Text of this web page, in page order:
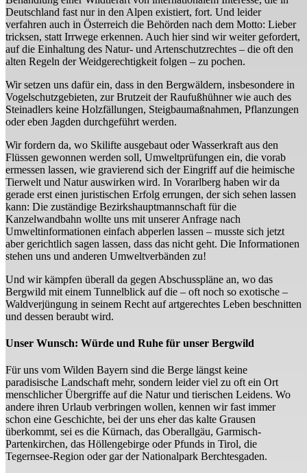
Deutschland fast nur in den Alpen existiert, fort. Und leider
verfahren auch in Österreich die Behörden nach dem Motto: Lieber
tricksen, statt Irrwege erkennen. Auch hier sind wir weiter gefordert,
auf die Einhaltung des Natur- und Artenschutzrechtes – die oft den
alten Regeln der Weidgerechtigkeit folgen – zu pochen.
Wir setzen uns dafür ein, dass in den Bergwäldern, insbesondere in
Vogelschutzgebieten, zur Brutzeit der Raufußhühner wie auch des
Steinadlers keine Holzfällungen, Steigbaumaßnahmen, Pflanzungen
oder eben Jagden durchgeführt werden.
Wir fordern da, wo Skilifte ausgebaut oder Wasserkraft aus den
Flüssen gewonnen werden soll, Umweltprüfungen ein, die vorab
ermessen lassen, wie gravierend sich der Eingriff auf die heimische
Tierwelt und Natur auswirken wird. In Vorarlberg haben wir da
gerade erst einen juristischen Erfolg errungen, der sich sehen lassen
kann: Die zuständige Bezirkshauptmannschaft für die
Kanzelwandbahn wollte uns mit unserer Anfrage nach
Umweltinformationen einfach abperlen lassen – musste sich jetzt
aber gerichtlich sagen lassen, dass das nicht geht. Die Informationen
stehen uns und anderen Umweltverbänden zu!
Und wir kämpfen überall da gegen Abschusspläne an, wo das
Bergwild mit einem Tunnelblick auf die – oft noch so exotische –
Waldverjüngung in seinem Recht auf artgerechtes Leben beschnitten
und dessen beraubt wird.
Unser Wunsch: Würde und Ruhe für unser Bergwild
Für uns vom Wilden Bayern sind die Berge längst keine
paradisische Landschaft mehr, sondern leider viel zu oft ein Ort
menschlicher Übergriffe auf die Natur und tierischen Leidens. Wo
andere ihren Urlaub verbringen wollen, kennen wir fast immer
schon eine Geschichte, bei der uns eher das kalte Grausen
überkommt, sei es die Kürnach, das Oberallgäu, Garmisch-
Partenkirchen, das Höllengebirge oder Pfunds in Tirol, die
Tegernsee-Region oder gar der Nationalpark Berchtesgaden.